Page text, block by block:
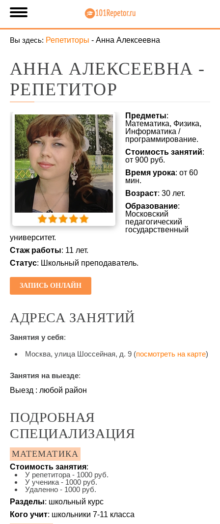
Вы здесь: Репетиторы - Анна Алексеевна
АННА АЛЕКСЕЕВНА -
РЕПЕТИТОР
Предметы:
Математика, Физика,
Информатика /
программирование.
Стоимость занятий:
от 900 руб.
Время урока: от 60
мин.
Возраст: 30 лет.
Образование:
Московский
педагогический
государственный
университет.
Стаж работы: 11 лет.
Статус: Школьный преподаватель.
ЗАПИСЬ ОНЛАЙН
АДРЕСА ЗАНЯТИЙ
Занятия у себя:
Москва, улица Шоссейная, д. 9 (посмотреть на карте)
Занятия на выезде:
Выезд : любой район
ПОДРОБНАЯ
СПЕЦИАЛИЗАЦИЯ
МАТЕМАТИКА
Стоимость занятия:
У репетитора - 1000 руб.
У ученика - 1000 руб.
Удаленно - 1000 руб.
Разделы: школьный курс
Кого учит: школьники 7-11 класса